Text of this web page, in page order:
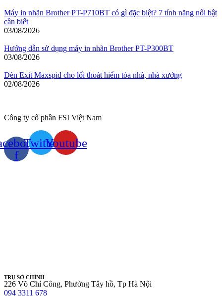
Máy in nhãn Brother PT-P710BT có gì đặc biệt? 7 tính năng nổi bật
cần biết
03/08/2026
Hướng dẫn sử dụng máy in nhãn Brother PT-P300BT
03/08/2026
Đèn Exit Maxspid cho lối thoát hiểm tòa nhà, nhà xưởng
02/08/2026
Công ty cổ phần FSI Việt Nam
f
TwitterYoutube
TRỤ SỞ CHÍNH
226 Võ Chí Công, Phường Tây hồ, Tp Hà Nội
094 3311 678